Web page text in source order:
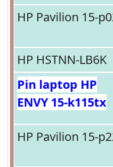
HP Pavilion 15-
HP HSTNN-LB6K
Pin laptop HP
ENVY 15-k115tx
HP Pavilion 15-